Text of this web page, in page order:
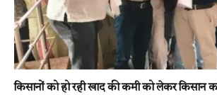
किसानों को हो रही खाद की कमी को लेकर किसान